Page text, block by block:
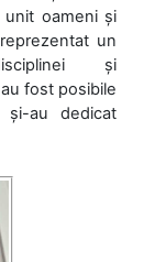
oameni și
un
și
fost posibile
și-au dedicat